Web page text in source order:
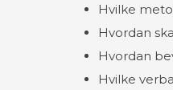
Hvilke
Hvordan
Hvordan
Hvilke